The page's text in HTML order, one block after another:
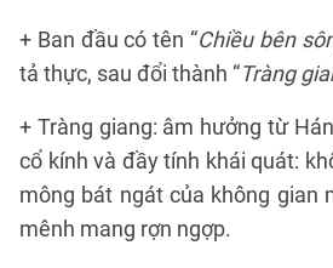
+ Ban đầu có tên “Chiều bên
tả thực, sau đổi thành “Tràng
+ Tràng giang: âm hưởng từ
cổ kính và đầy tính khái quát:
mông bát ngát của không gian
mênh mang rợn ngợp.